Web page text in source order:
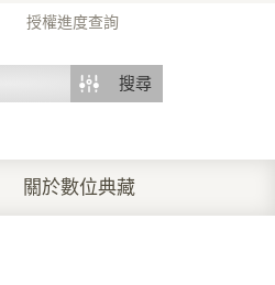
授權進度查詢
搜尋
關於數位典藏